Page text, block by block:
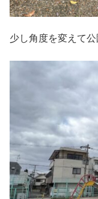
少し角度を変えて公